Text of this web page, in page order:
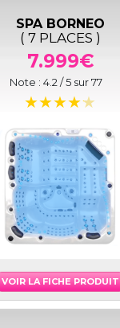
SPA BORNEO
( 7 PLACES )
7.999€
Note : 4.2 / 5 sur77
VOIR LA FICHE PRODUIT